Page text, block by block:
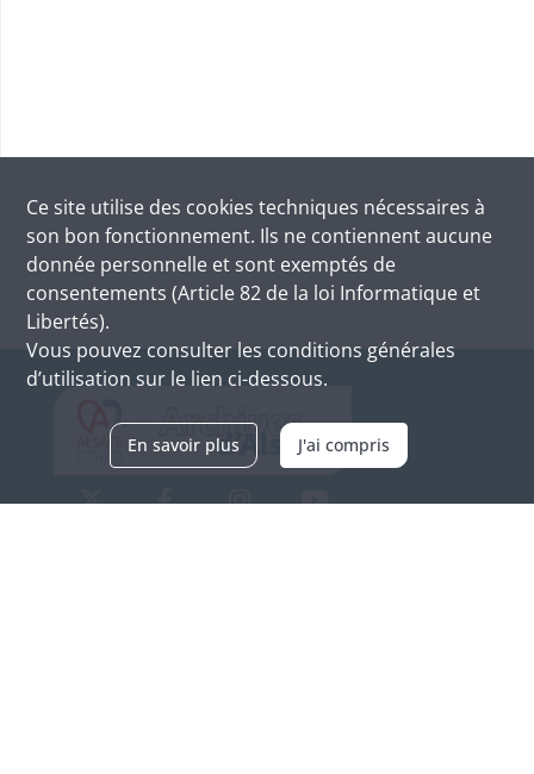
Ce site utilise des cookies techniques nécessaires à
son bon fonctionnement. Ils ne contiennent aucune
donnée personnelle et sont exemptés de
consentements (Article 82 de la loi Informatique et
Libertés).
Vous pouvez consulter les conditions générales
d’utilisation sur le lien ci-dessous.
En savoir plus J'ai compris